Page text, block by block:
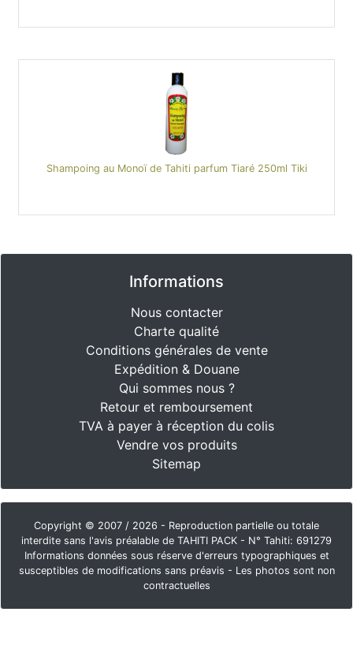
Shampoing au Monoï de Tahiti parfum Tiaré 250ml Tiki
Informations
Nous contacter
Charte qualité
Conditions générales de vente
Expédition & Douane
Qui sommes nous ?
Retour et remboursement
TVA à payer à réception du colis
Vendre vos produits
Sitemap
Copyright © 2007 / 2026 - Reproduction partielle ou totale
interdite sans l'avis préalable de TAHITI PACK - N° Tahiti: 691279
Informations données sous réserve d'erreurs typographiques et
susceptibles de modifications sans préavis - Les photos sont non
contractuelles